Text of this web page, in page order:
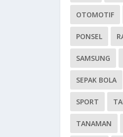
OTOMOTIF
PONSEL
SAMSUNG
SEPAK BOLA
SPORT
TANAMAN